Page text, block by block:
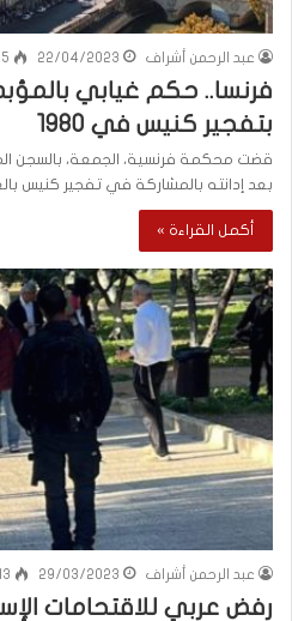
عبد الرحمن أشراف 22/04/2023
5
فرنسا.. حكم غيابي
بتفجير كنيس في 1980
قضت محكمة فرنسية، الجمعة، بالسجن
بعد إدانته بالمشاركة في تفجير كنيس
أكمل القراءة »
عبد الرحمن أشراف 29/03/2023
رفض عربي للاقتحامات